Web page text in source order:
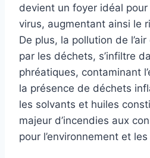
devient un foyer idéal
virus, augmentant ainsi le
De plus, la pollution de
par les déchets, s’infiltre
phréatiques, contaminant
la présence de déchets
les solvants et huiles
majeur d’incendies aux
pour l’environnement et